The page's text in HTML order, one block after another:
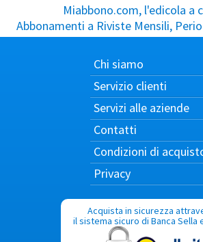
Miabbono.com, l'edicola a
Abbonamenti a Riviste Mensili,
Chi siamo
Servizio clienti
Servizi alle aziende
Contatti
Condizioni di
Privacy
Acquista in sicurezza
il sistema sicuro di Banca Sella